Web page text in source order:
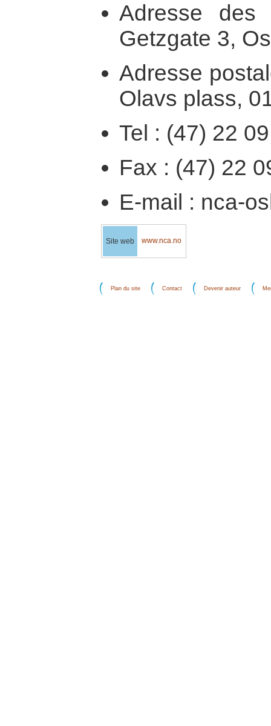
Adresse des
Getzgate 3,
Adresse
Olavs plass,
Tel : (47) 22
Fax : (47) 22
E-mail : nca-
Site web www.nca.no
Plan du site Contact Devenir auteur